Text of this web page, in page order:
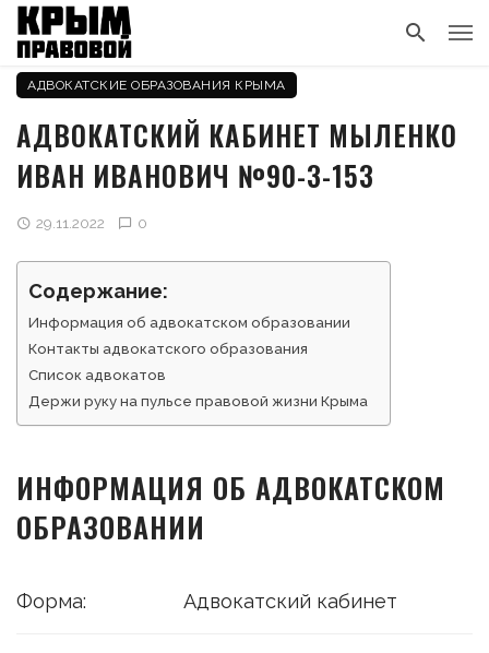
АДВОКАТСКИЕ ОБРАЗОВАНИЯ КРЫМА
АДВОКАТСКИЙ КАБИНЕТ МЫЛЕНКО
ИВАН ИВАНОВИЧ №90-3-153
29.11.2022 0
Содержание:
Информация об адвокатском образовании
Контакты адвокатского образования
Список адвокатов
Держи руку на пульсе правовой жизни Крыма
ИНФОРМАЦИЯ ОБ АДВОКАТСКОМ
ОБРАЗОВАНИИ
Форма: Адвокатский кабинет